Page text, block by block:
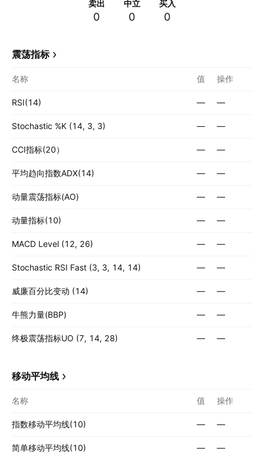
卖出
0
中立
0
买入
0
震荡指标
名称 值 操作
RSI(14) — —
Stochastic %K (14, 3, 3) — —
CCI指标(20） — —
平均趋向指数ADX(14) — —
动量震荡指标(AO) — —
动量指标(10) — —
MACD Level (12, 26) — —
Stochastic RSI Fast (3, 3, 14, 14) — —
威廉百分比变动 (14) — —
牛熊力量(BBP) — —
终极震荡指标UO (7, 14, 28) — —
移动平均线
名称 值 操作
指数移动平均线(10) — —
简单移动平均线(10) — —